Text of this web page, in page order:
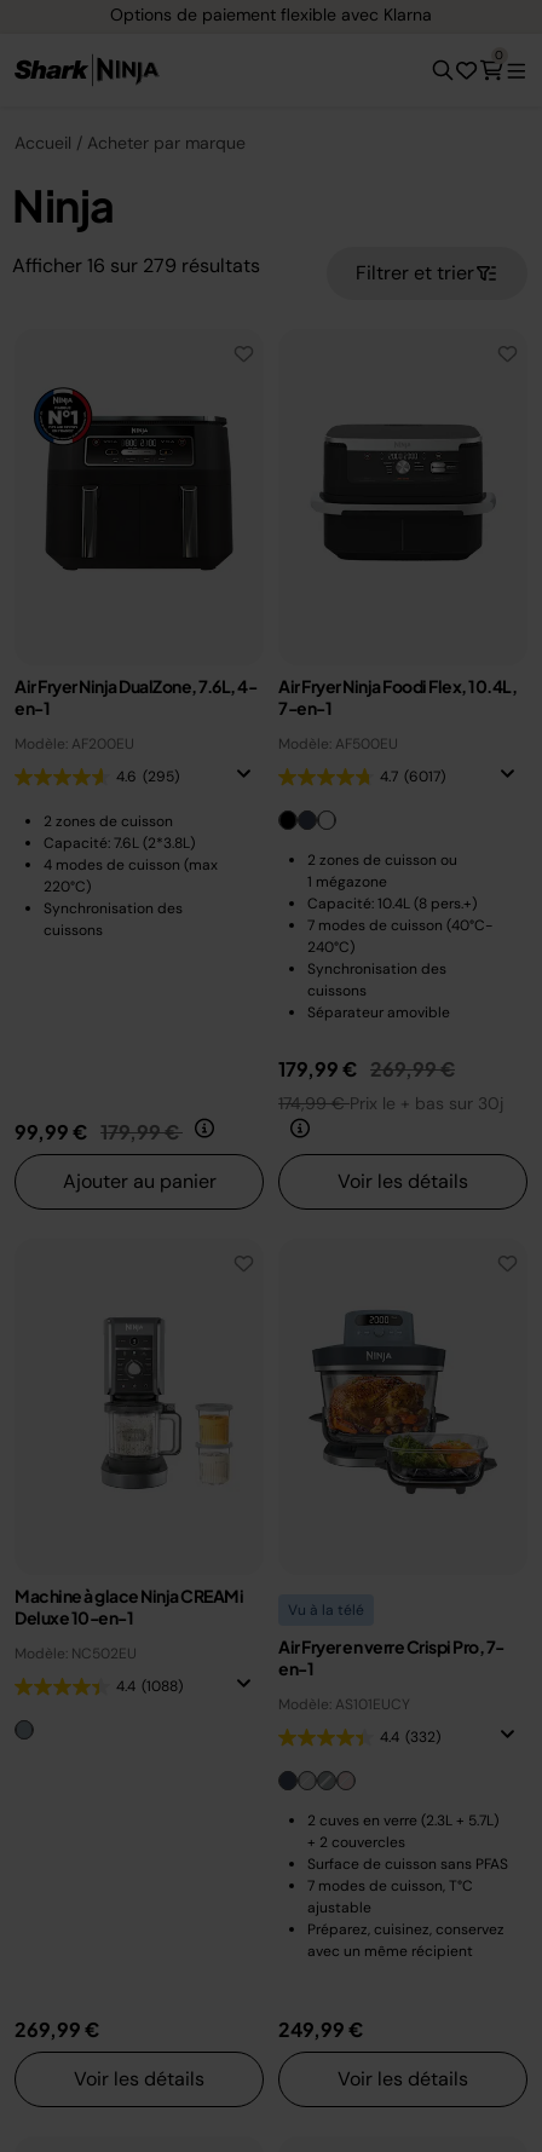
Options de paiement flexible avec Klarna
0
Accueil Acheter par marque
Ninja
Afficher 16 sur 279 résultats Filtrer et trier
Air Fryer Ninja DualZone, 7.6L, 4-
en-1
Modèle: AF200EU
4.6 (295)
2 zones de cuisson
Capacité: 7.6L (2*3.8L)
4 modes de cuisson (max
220°C)
Synchronisation des
cuissons
99,99 € Prix réduit de
179,99 € au
Ajouter au panier
Air Fryer Ninja Foodi Flex, 10.4L,
7-en-1
Modèle: AF500EU
4.7 (6017)
2 zones de cuisson ou
1 mégazone
Capacité: 10.4L (8 pers.+)
7 modes de cuisson (40°C-
240°C)
Synchronisation des
cuissons
Séparateur amovible
179,99 € Prix réduit de
269,99 €au
174,99 €Prix le + bas sur 30j
Voir les détails
Machine à glace Ninja CREAMi
Deluxe 10-en-1
Modèle: NC502EU
4.4 (1088)
269,99 €
Voir les détails
Vu à la télé
Air Fryer en verre Crispi Pro, 7-
en-1
Modèle: AS101EUCY
4.4 (332)
2 cuves en verre (2.3L + 5.7L)
+ 2 couvercles
Surface de cuisson sans PFAS
7 modes de cuisson, T°C
ajustable
Préparez, cuisinez, conservez
avec un même récipient
249,99 €
Voir les détails